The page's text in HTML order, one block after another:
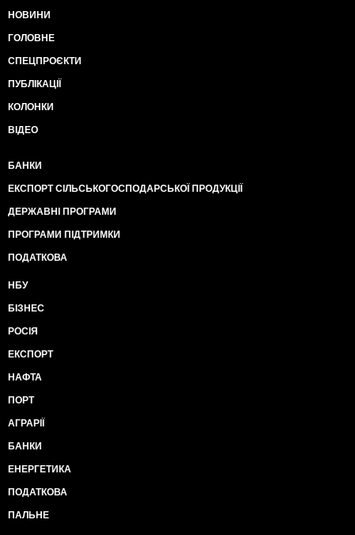
НОВИНИ
ГОЛОВНЕ
СПЕЦПРОЄКТИ
ПУБЛІКАЦІЇ
КОЛОНКИ
ВІДЕО
БАНКИ
ЕКСПОРТ СІЛЬСЬКОГОСПОДАРСЬКОЇ ПРОДУКЦІЇ
ДЕРЖАВНІ ПРОГРАМИ
ПРОГРАМИ ПІДТРИМКИ
ПОДАТКОВА
НБУ
БІЗНЕС
РОСІЯ
ЕКСПОРТ
НАФТА
ПОРТ
АГРАРІЇ
БАНКИ
ЕНЕРГЕТИКА
ПОДАТКОВА
ПАЛЬНЕ